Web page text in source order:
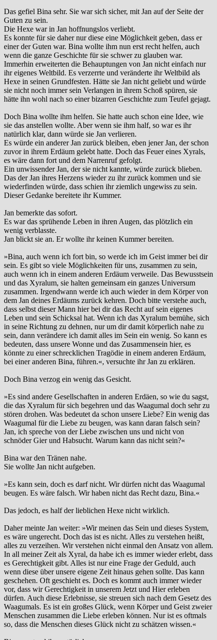
Das gefiel Bina sehr. Sie war sich sicher, mit Jan auf der Seite der
Guten zu sein.
Die Hexe war in Jan hoffnungslos verliebt.
Es konnte für sie daher nur diese eine Möglichkeit geben, dass er
einer der Guten war. Bina wollte ihm nun erst recht helfen, auch
wenn die ganze Geschichte für sie schwer zu glauben war.
Immerhin erweiterten die Behauptungen von Jan nicht einfach nur
ihr eigenes Weltbild. Es verzerrte und veränderte ihr Weltbild als
Hexe in seinen Grundfesten. Hätte sie Jan nicht geliebt und würde
sie nicht noch immer sein Verlangen in ihrem Schoß spüren, sie
hätte ihn wohl nach so einer bizarren Geschichte zum Teufel gejagt.
Doch Bina wollte ihm helfen. Sie hatte auch schon eine Idee, wie
sie das anstellen wollte. Aber wenn sie ihm half, so war es ihr
natürlich klar, dann würde sie Jan verlieren.
Es würde ein anderer Jan zurück bleiben, eben jener Jan, der schon
zuvor in ihrem Erdäum gelebt hatte. Doch das Feuer eines Xyrals,
es wäre dann fort und dem Narrenruf gefolgt.
Ein unwissender Jan, der sie nicht kannte, würde zurück blieben.
Das der Jan ihres Herzens wieder zu ihr zurück kommen und sie
wiederfinden würde, dass schien ihr ziemlich ungewiss zu sein.
Dieser Gedanke bereitete ihr Kummer.
Jan bemerkte das sofort.
Es war das sprühende Leben in ihren Augen, das plötzlich ein
wenig verblasste.
Jan blickt sie an. Er wollte ihr keinen Kummer bereiten.
»Bina, auch wenn ich fort bin, so werde ich im Geist immer bei dir
sein. Es gibt so viele Möglichkeiten für uns, zusammen zu sein,
auch wenn ich in einem anderen Erdäum verweile. Das Bewusstsein
und das Xyralum, sie halten gemeinsam ein ganzes Universum
zusammen. Irgendwann werde ich auch wieder in dem Körper von
dem Jan deines Erdäums zurück kehren. Doch bitte verstehe auch,
dass selbst dieser Mann hier bei dir das Recht auf sein eigenes
Leben und sein Schicksal hat. Wenn ich das Xyralum bemühe, sich
in seine Richtung zu dehnen, nur um dir damit körperlich nahe zu
sein, dann verändere ich damit alles im Sein ein wenig. So kann es
bedeuten, dass unsere Wonne und das Zusammensein hier, es
könnte zu einer schrecklichen Tragödie in einem anderen Erdäum,
bei einer anderen Bina, führen.«, versuchte ihr Jan zu erklären.
Doch Bina verzog ein wenig das Gesicht.
»Es sind andere Gesellschaften in anderen Erdäen, so wie du sagst,
die das Xyralum für sich begehren und das Waagumal doch sehr zu
stören drohen. Was bedeutet da schon unsere Liebe? Ein wenig das
Waagumal für die Liebe zu beugen, was kann daran falsch sein?
Jan, ich spreche von der Liebe zwischen uns und nicht von
schnöder Gier und Habsucht. Warum kann das nicht sein?«
Bina war den Tränen nahe.
Sie wollte Jan nicht aufgeben.
»Es kann sein, doch es darf nicht. Wir dürfen nicht das Waagumal
beugen. Es wäre falsch. Wir haben nicht das Recht dazu, Bina.«
Das jedoch, es half der lieblichen Hexe nicht wirklich.
Daher meinte Jan weiter: »Wir meinen das Sein und dieses System,
es wäre ungerecht. Doch das ist es nicht. Alles zu verstehen heißt,
alles zu verzeihen. Wir verstehen nicht einmal den Ansatz von allem.
In all meiner Zeit als Xyral, da habe ich es immer wieder erlebt, dass
es Gerechtigkeit gibt. Alles ist nur eine Frage der Geduld, auch
wenn diese über unsere eigene Zeit hinaus gehen sollte. Das kann
geschehen. Oft geschieht es. Doch es kommt auch immer wieder
vor, dass wir Gerechtigkeit in unserem Jetzt und Hier erleben
dürfen. Auch diese Erlebnisse, sie streuen sich nach dem Gesetz des
Waagumals. Es ist ein großes Glück, wenn Körper und Geist zweier
Menschen zusammen die Liebe erleben können. Nur ist es oftmals
so, dass die Menschen dieses Glück nicht zu schätzen wissen.«